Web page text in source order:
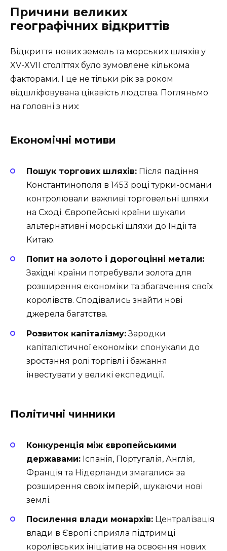
Причини великих
географічних відкриттів
Відкриття нових земель та морських шляхів у
XV-XVII століттях було зумовлене кількома
факторами. І це не тільки рік за роком
відшліфовувана цікавість людства. Погляньмо
на головні з них:
Економічні мотиви
Пошук торгових шляхів: Після падіння
Константинополя в 1453 році турки-османи
контролювали важливі торговельні шляхи
на Сході. Європейські країни шукали
альтернативні морські шляхи до Індії та
Китаю.
Попит на золото і дорогоцінні метали:
Західні країни потребували золота для
розширення економіки та збагачення своїх
королівств. Сподівались знайти нові
джерела багатства.
Розвиток капіталізму:Зародки
капіталістичної економіки спонукали до
зростання ролі торгівлі і бажання
інвестувати у великі експедиції.
Політичні чинники
Конкуренція між європейськими
державами: Іспанія, Португалія, Англія,
Франція та Нідерланди змагалися за
розширення своїх імперій, шукаючи нові
землі.
Посилення влади монархів: Централізація
влади в Європі сприяла підтримці
королівських ініціатив на освоєння нових